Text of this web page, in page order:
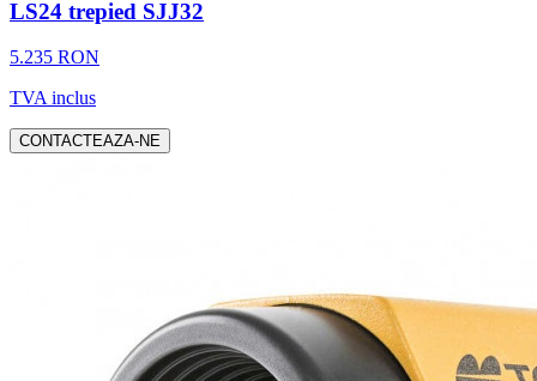
LS24 trepied SJJ32
5.235 RON
TVA inclus
CONTACTEAZA-NE